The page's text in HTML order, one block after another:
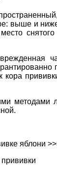
выше и
кора
методами
яблони